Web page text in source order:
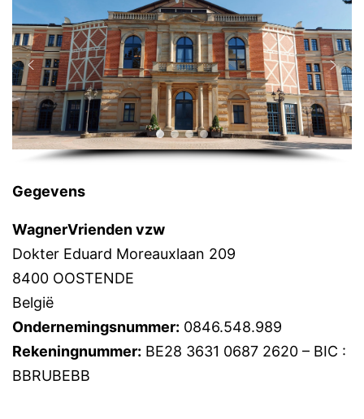
Gegevens
WagnerVrienden vzw
Dokter Eduard Moreauxlaan 209
8400 OOSTENDE
België
Ondernemingsnummer: 0846.548.989
Rekeningnummer: BE28 3631 0687 2620 – BIC :
BBRUBEBB